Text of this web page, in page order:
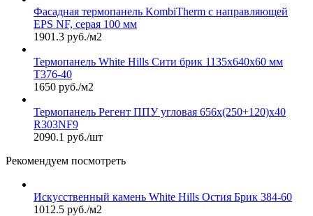
Фасадная термопанель KombiTherm с направляющей
EPS NF, серая 100 мм
1901.3 руб./м2
Термопанель White Hills Сити брик 1135х640х60 мм
Т376-40
1650 руб./м2
Термопанель Регент ППУ угловая 656х(250+120)х40
R303NF9
2090.1 руб./шт
Рекомендуем посмотреть
Искусственный камень White Hills Остия Брик 384-60
1012.5 руб./м2